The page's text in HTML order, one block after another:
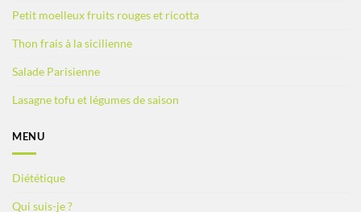
Petit moelleux fruits rouges et ricotta
Thon frais à la sicilienne
Salade Parisienne
Lasagne tofu et légumes de saison
MENU
Diététique
Qui suis-je ?